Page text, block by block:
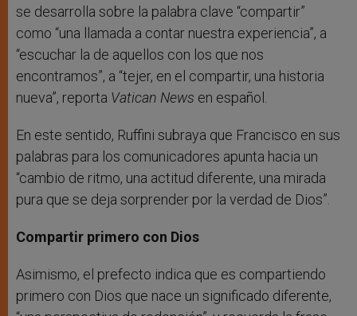
se desarrolla sobre la palabra clave “compartir”
como “una llamada a contar nuestra experiencia”, a
“escuchar la de aquellos con los que nos
encontramos”, a “tejer, en el compartir, una historia
nueva”, reporta Vatican News en español.
En este sentido, Ruffini subraya que Francisco en sus
palabras para los comunicadores apunta hacia un
“cambio de ritmo, una actitud diferente, una mirada
pura que se deja sorprender por la verdad de Dios”.
Compartir primero con Dios
Asimismo, el prefecto indica que es compartiendo
primero con Dios que nace un significado diferente,